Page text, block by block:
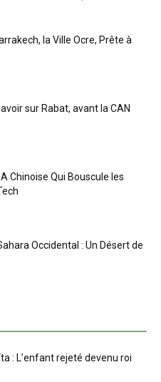
la Ville Ocre, Prête à
sur Rabat, avant la CAN
Chinoise Qui Bouscule les
Occidental : Un Désert de
: L’enfant rejeté devenu roi